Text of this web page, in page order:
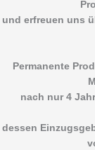
und erfreuen uns
Permanente
nach nur 4
dessen